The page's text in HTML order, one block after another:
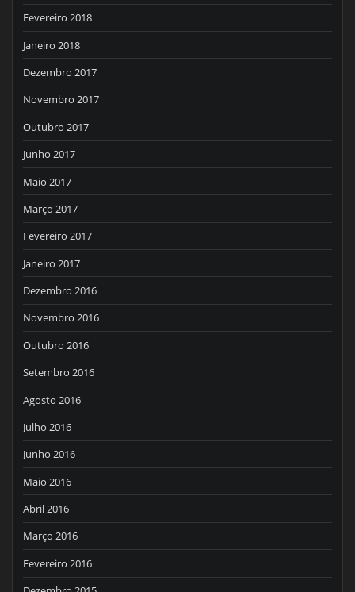
Fevereiro 2018
Janeiro 2018
Dezembro 2017
Novembro 2017
Outubro 2017
Junho 2017
Maio 2017
Março 2017
Fevereiro 2017
Janeiro 2017
Dezembro 2016
Novembro 2016
Outubro 2016
Setembro 2016
Agosto 2016
Julho 2016
Junho 2016
Maio 2016
Abril 2016
Março 2016
Fevereiro 2016